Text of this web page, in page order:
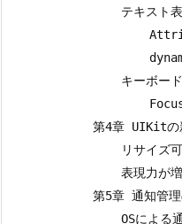
テキスト
キーボー
第4章 UIKitの
リサイズ可
表現力が
第5章 通知管理
OSによる